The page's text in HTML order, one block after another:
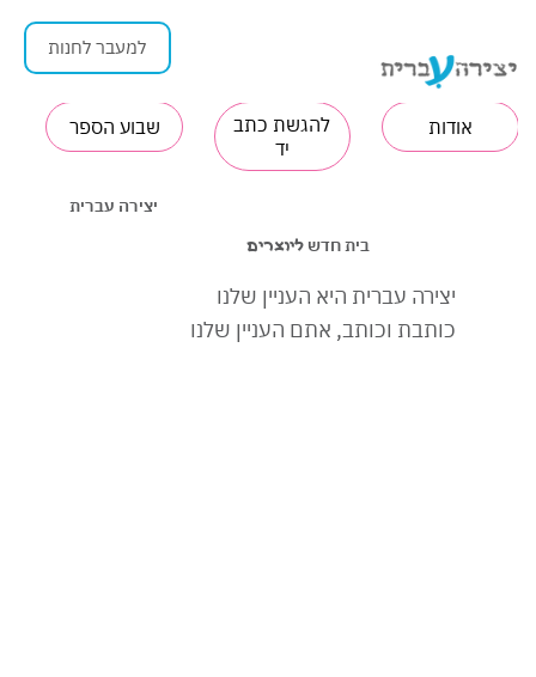
למעבר לחנות
שבוע הספר
להגשת כתב
יד
אודות
יצירה עברית
בית חדש ליוצרים
יצירה עברית היא העניין שלנו
כותבת וכותב, אתם העניין שלנו